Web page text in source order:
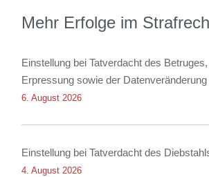
Mehr Erfolge im
Einstellung bei Tatverdacht des
Erpressung sowie der Datenveränderung
6. August 2026
Einstellung bei Tatverdacht des
4. August 2026